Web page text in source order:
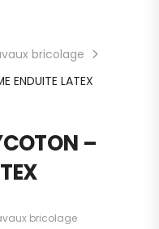
bricolage
ENDUITE LATEX
–
bricolage